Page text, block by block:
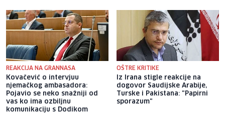
REAKCIJA NA GRANNASA
Kovačević o intervjuu
njemačkog ambasadora:
Pojavio se neko snažniji od
vas ko ima ozbiljnu
komunikaciju s Dodikom
OŠTRE KRITIKE
Iz Irana stigle reakcije na
dogovor Saudijske Arabije,
Turske i Pakistana: "Papirni
sporazum"